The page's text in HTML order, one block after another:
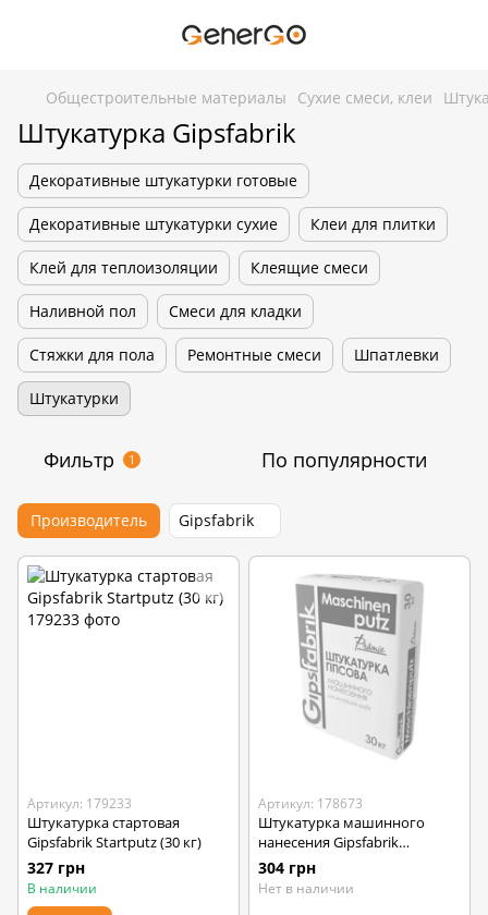
Общестроительные материалы Сухие смеси, клеи
Штукатурка Gipsfabrik
Декоративные штукатурки готовые
Декоративные штукатурки сухие Клеи для плитки
Клей для теплоизоляции Клеящие смеси
Наливной пол Смеси для кладки
Стяжки для пола Ремонтные смеси Шпатлевки
Штукатурки
Фильтр 1 По популярности
Производитель Gipsfabrik
Артикул: 179233
Штукатурка стартовая
Gipsfabrik Startputz (30 кг)
327 грн
В наличии
Артикул: 178673
Штукатурка машинного
нанесения Gipsfabrik
Maschinenputz Prämie (30 кг)
304 грн
Нет в наличии